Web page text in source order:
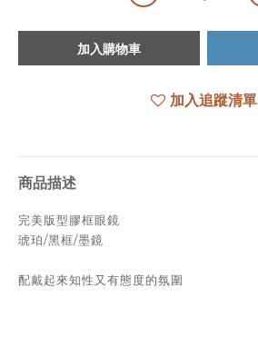
加入購物車
加入追蹤清單
商品描述
完美版型膠框眼鏡
琥珀/黑框/墨鏡
配戴起來知性又有態度的氛圍